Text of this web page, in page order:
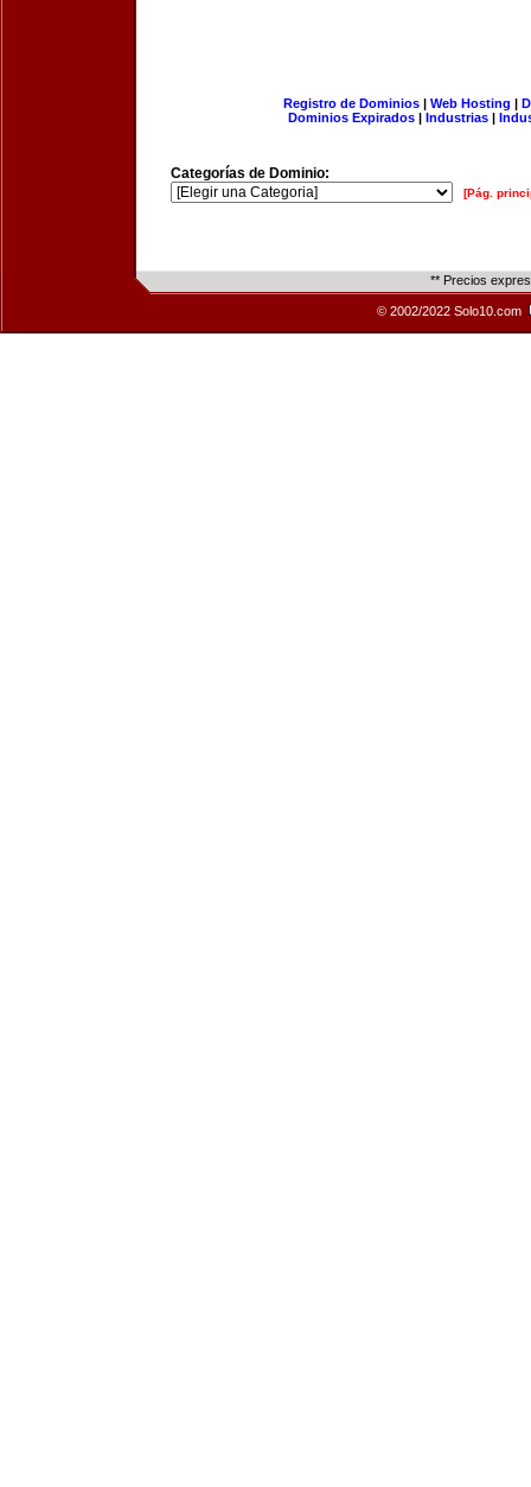
Registro de Dominios| Web Hosting |
Dominios Expirados | Industrias |
Categorías de Dominio:
[Pág.
** Precios
© 2002/2022 Solo10.com